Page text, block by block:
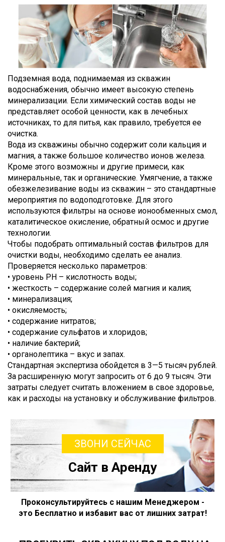
Подземная вода, поднимаемая из скважин
водоснабжения, обычно имеет высокую степень
минерализации. Если химический состав воды не
представляет особой ценности, как в лечебных
источниках, то для питья, как правило, требуется ее
очистка.
Вода из скважины обычно содержит соли кальция и
магния, а также большое количество ионов железа.
Кроме этого возможны и другие примеси, как
минеральные, так и органические. Умягчение, а также
обезжелезивание воды из скважин – это стандартные
мероприятия по водоподготовке. Для этого
используются фильтры на основе ионообменных смол,
каталитическое окисление, обратный осмос и другие
технологии.
Чтобы подобрать оптимальный состав фильтров для
очистки воды, необходимо сделать ее анализ.
Проверяется несколько параметров:
• уровень PH – кислотность воды;
• жесткость – содержание солей магния и калия;
• минерализация;
• окисляемость;
• содержание нитратов;
• содержание сульфатов и хлоридов;
• наличие бактерий;
• органолептика – вкус и запах.
Стандартная экспертиза обойдется в 3—5 тысяч рублей.
За расширенную могут запросить от 6 до 9 тысяч. Эти
затраты следует считать вложением в свое здоровье,
как и расходы на установку и обслуживание фильтров.
ЗВОНИ СЕЙЧАС
Сайт в Аренду
Проконсультируйтесь с нашим Менеджером -
это Бесплатно и избавит вас от лишних затрат!